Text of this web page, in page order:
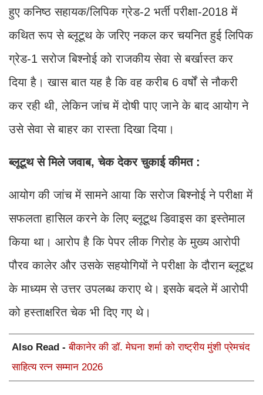
हुए कनिष्ठ सहायक/लिपिक ग्रेड-2 भर्ती परीक्षा-2018 में
कथित रूप से ब्लूटूथ के जरिए नकल कर चयनित हुई लिपिक
ग्रेड-1 सरोज बिश्नोई को राजकीय सेवा से बर्खास्त कर
दिया है। खास बात यह है कि वह करीब 6 वर्षों से नौकरी
कर रही थी, लेकिन जांच में दोषी पाए जाने के बाद आयोग ने
उसे सेवा से बाहर का रास्ता दिखा दिया।
ब्लूटूथ से मिले जवाब, चेक देकर चुकाई कीमत :
आयोग की जांच में सामने आया कि सरोज बिश्नोई ने परीक्षा में
सफलता हासिल करने के लिए ब्लूटूथ डिवाइस का इस्तेमाल
किया था। आरोप है कि पेपर लीक गिरोह के मुख्य आरोपी
पौरव कालेर और उसके सहयोगियों ने परीक्षा के दौरान ब्लूटूथ
के माध्यम से उत्तर उपलब्ध कराए थे। इसके बदले में आरोपी
को हस्ताक्षरित चेक भी दिए गए थे।
Also Read -बीकानेर की डॉ. मेघना शर्मा को राष्ट्रीय मुंशी प्रेमचंद
साहित्य रत्न सम्मान 2026